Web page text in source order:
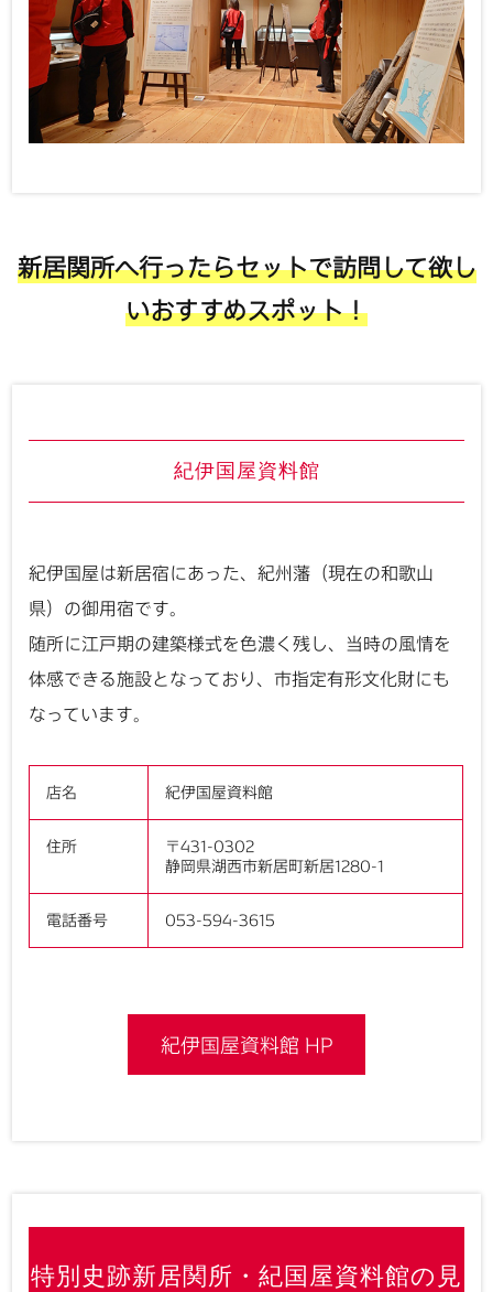
新居関所へ行ったらセットで訪問して欲し
いおすすめスポット！
紀伊国屋資料館
紀伊国屋は新居宿にあった、紀州藩（現在の和歌山
県）の御用宿です。
随所に江戸期の建築様式を色濃く残し、当時の風情を
体感できる施設となっており、市指定有形文化財にも
なっています。
店名 紀伊国屋資料館
住所
〒431-0302
静岡県湖西市新居町新居1280-1
電話番号 053-594-3615
紀伊国屋資料館 HP
特別史跡新居関所・紀国屋資料館の見